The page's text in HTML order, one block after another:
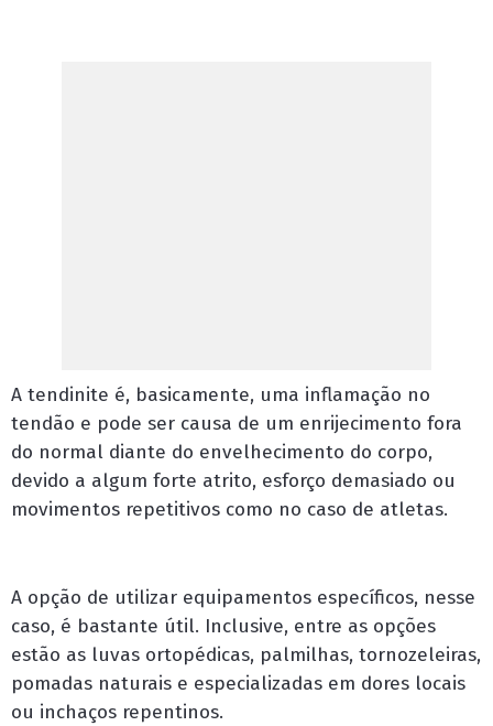
A tendinite é, basicamente, uma inflamação no
tendão e pode ser causa de um enrijecimento fora
do normal diante do envelhecimento do corpo,
devido a algum forte atrito, esforço demasiado ou
movimentos repetitivos como no caso de atletas.
A opção de utilizar equipamentos específicos, nesse
caso, é bastante útil. Inclusive, entre as opções
estão as luvas ortopédicas, palmilhas, tornozeleiras,
pomadas naturais e especializadas em dores locais
ou inchaços repentinos.